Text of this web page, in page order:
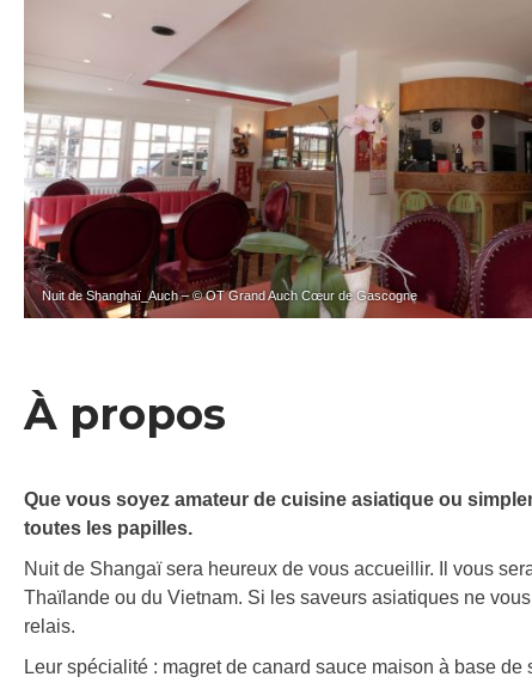
Nuit de Shanghaï_Auch – © OT Grand Auch Cœur de Gascogne
À propos
Que vous soyez amateur de cuisine asiatique ou
toutes les papilles.
Nuit de Shangaï sera heureux de vous accueillir. Il vous
Thaïlande ou du Vietnam. Si les saveurs asiatiques ne
relais.
Leur spécialité : magret de canard sauce maison à base de